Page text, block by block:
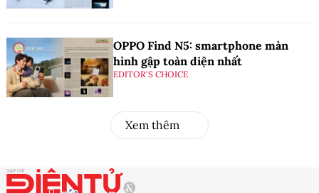
OPPO Find N5: smartphone màn
hình gập toàn diện nhất
EDITOR'S CHOICE
Xem thêm